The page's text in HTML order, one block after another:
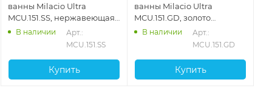
ванны Milacio Ultra
MCU.151.SS, нержавеющая
сталь
В наличии
Арт.:
MCU.151.SS
Купить
ванны Milacio Ultra
MCU.151.GD, золото
брашированное
В наличии
Арт.:
MCU.151.GD
Купить